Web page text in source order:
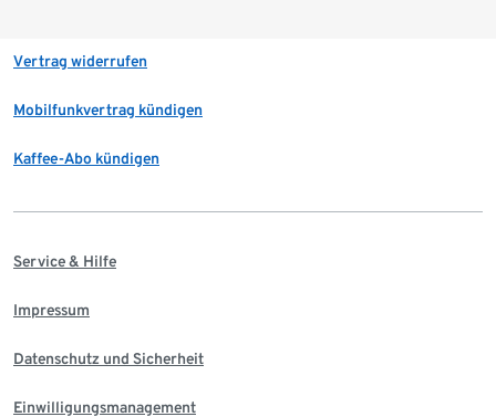
Vertrag widerrufen
Mobilfunkvertrag kündigen
Kaffee-Abo kündigen
Service & Hilfe
Impressum
Datenschutz und Sicherheit
Einwilligungsmanagement